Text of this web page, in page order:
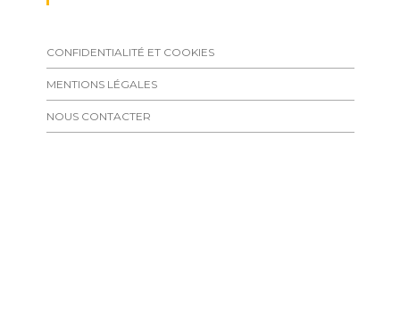
CONFIDENTIALITÉ ET COOKIES
MENTIONS LÉGALES
NOUS CONTACTER